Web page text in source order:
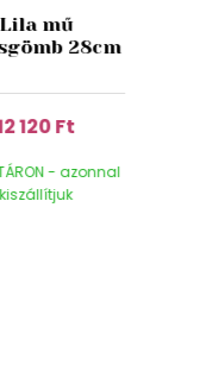
Lila mű
28cm
120 Ft
- azonnal
kiszállítjuk